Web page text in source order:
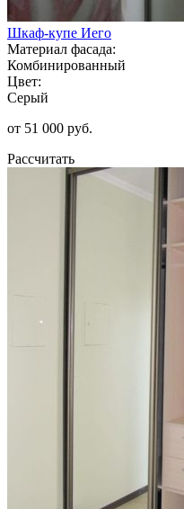
Шкаф-купе Иего
Материал фасада:
Комбинированный
Цвет:
Серый
от 51 000 руб.
Рассчитать